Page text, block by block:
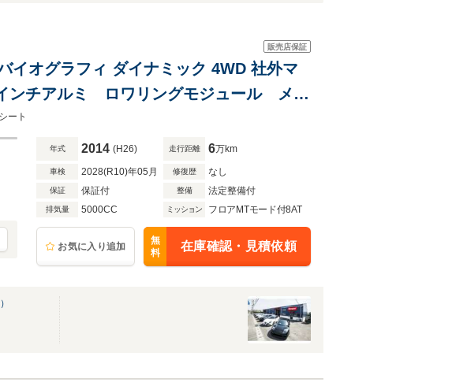
販売店保証
イオグラフィ ダイナミック 4WD 社外マ
ンチアルミ ロワリングモジュール メリ
5Lスーパーチャージド エアサス
ート
年式 2014 (H26) 走行距離 6万km
車検 2028(R10)年05月 修復歴 なし
保証 保証付 整備 法定整備付
排気量 5000CC ミッション フロアMTモード付8AT
お気に入り追加
無
料
在庫確認・見積依頼